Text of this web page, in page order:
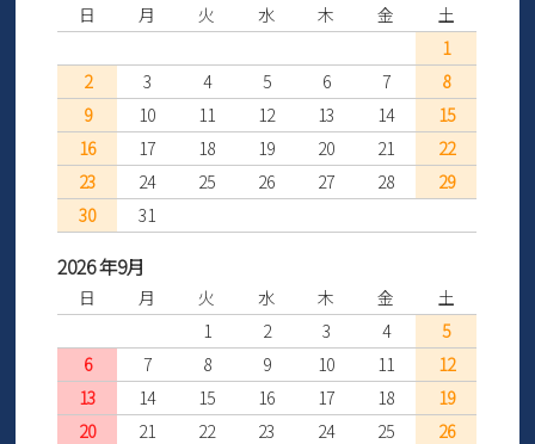
日 月 火 水 木 金
土
1
2
3 4 5 6 7
8
9
10 11 12 13 14
15
16
17 18 19 20 21
22
23
24 25 26 27 28
29
30
31
2026 年9月
日 月 火 水 木 金
土
1
2 3 4
5
6
7 8 9 10 11
12
13
14 15 16 17 18
19
20
21 22 23 24 25
26